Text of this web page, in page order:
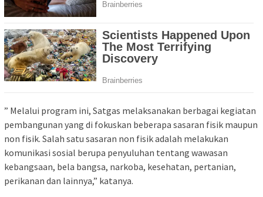
” Melalui program ini, Satgas melaksanakan berbagai kegiatan
pembangunan yang di fokuskan beberapa sasaran fisik maupun
non fisik. Salah satu sasaran non fisik adalah melakukan
komunikasi sosial berupa penyuluhan tentang wawasan
kebangsaan, bela bangsa, narkoba, kesehatan, pertanian,
perikanan dan lainnya,” katanya.